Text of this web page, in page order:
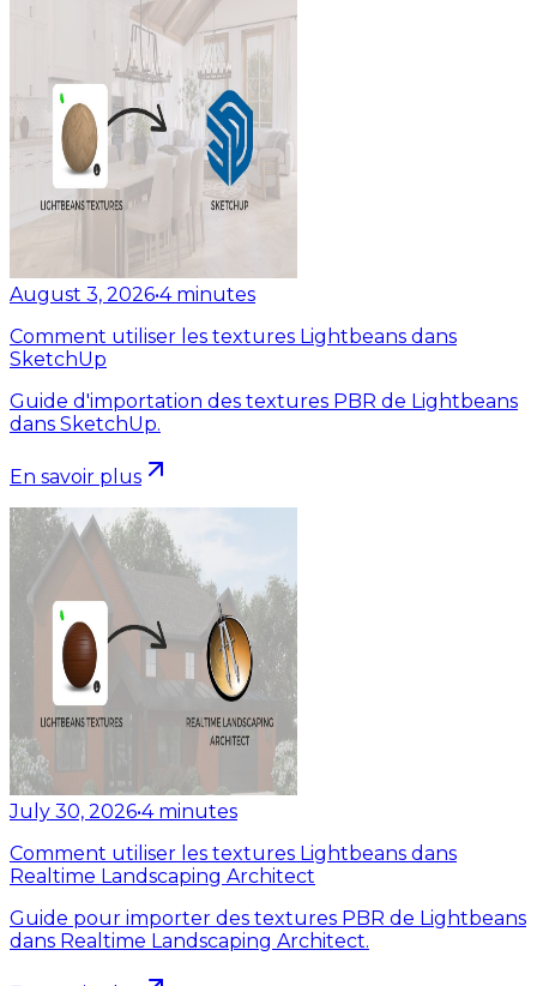
August 3, 2026•4 minutes
Comment utiliser les textures Lightbeans dans
SketchUp
Guide d'importation des textures PBR de Lightbeans
dans SketchUp.
En savoir plus
July 30, 2026•4 minutes
Comment utiliser les textures Lightbeans dans
Realtime Landscaping Architect
Guide pour importer des textures PBR de Lightbeans
dans Realtime Landscaping Architect.